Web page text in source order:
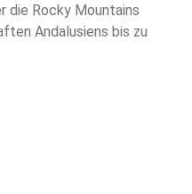
die Rocky Mountains
Andalusiens bis zu